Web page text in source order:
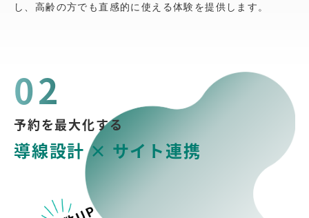
し、高齢の方でも直感的に使える体験を提供します。
02
予約を最大化する
導線設計 × サイト連携